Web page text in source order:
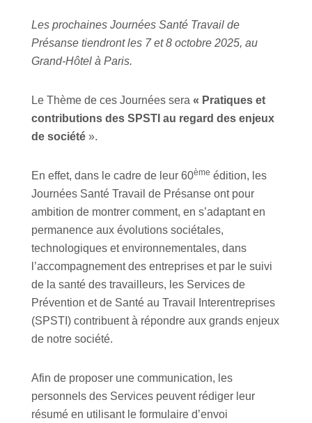
Les prochaines Journées Santé Travail de
Présanse tiendront les 7 et 8 octobre 2025, au
Grand-Hôtel à Paris.
Le Thème de ces Journées sera « Pratiques et
contributions des SPSTI au regard des enjeux
de société ».
En effet, dans le cadre de leur 60ème édition, les
Journées Santé Travail de Présanse ont pour
ambition de montrer comment, en s’adaptant en
permanence aux évolutions sociétales,
technologiques et environnementales, dans
l’accompagnement des entreprises et par le suivi
de la santé des travailleurs, les Services de
Prévention et de Santé au Travail Interentreprises
(SPSTI) contribuent à répondre aux grands enjeux
de notre société.
Afin de proposer une communication, les
personnels des Services peuvent rédiger leur
résumé en utilisant le formulaire d’envoi